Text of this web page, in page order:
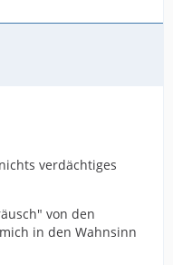
verdächtiges
von den
in den Wahnsinn